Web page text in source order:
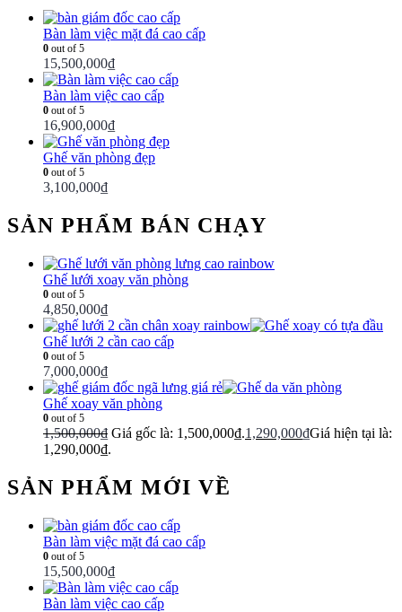
Bàn làm việc mặt đá cao cấp
0 out of 5
15,500,000₫
Bàn làm việc cao cấp
0 out of 5
16,900,000₫
Ghế văn phòng đẹp
0 out of 5
3,100,000₫
SẢN PHẨM BÁN CHẠY
Ghế lưới xoay văn phòng
0 out of 5
4,850,000₫
Ghế lưới 2 cần cao cấp
0 out of 5
7,000,000₫
Ghế xoay văn phòng
0 out of 5
1,500,000₫ Giá gốc là: 1,500,000₫.1,290,000₫Giá hiện tại là:
1,290,000₫.
SẢN PHẨM MỚI VỀ
Bàn làm việc mặt đá cao cấp
0 out of 5
15,500,000₫
Bàn làm việc cao cấp